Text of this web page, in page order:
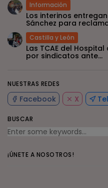
NUESTRAS REDES
Facebook X
BUSCAR
¡ÚNETE A NOSOTROS!
Información
Los interinos
Sánchez para
Castilla y León
Las TCAE del
por sindicatos ante...